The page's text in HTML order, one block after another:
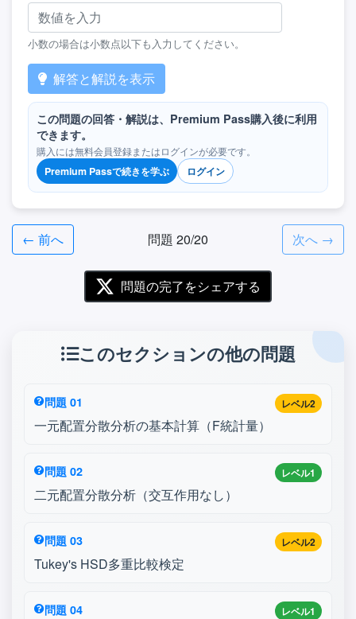
小数の場合は小数点以下も入力してください。
解答と解説を表示
この問題の回答・解説は、Premium Pass購入後に利用
できます。
購入には無料会員登録またはログインが必要です。
Premium Passで続きを学ぶ
ログイン
← 前へ 問題 20/20 次へ →
問題の完了をシェアする
このセクションの他の問題
レベル2
問題 01
一元配置分散分析の基本計算（F統計量）
レベル1
問題 02
二元配置分散分析（交互作用なし）
レベル2
問題 03
Tukey's HSD多重比較検定
レベル1
問題 04